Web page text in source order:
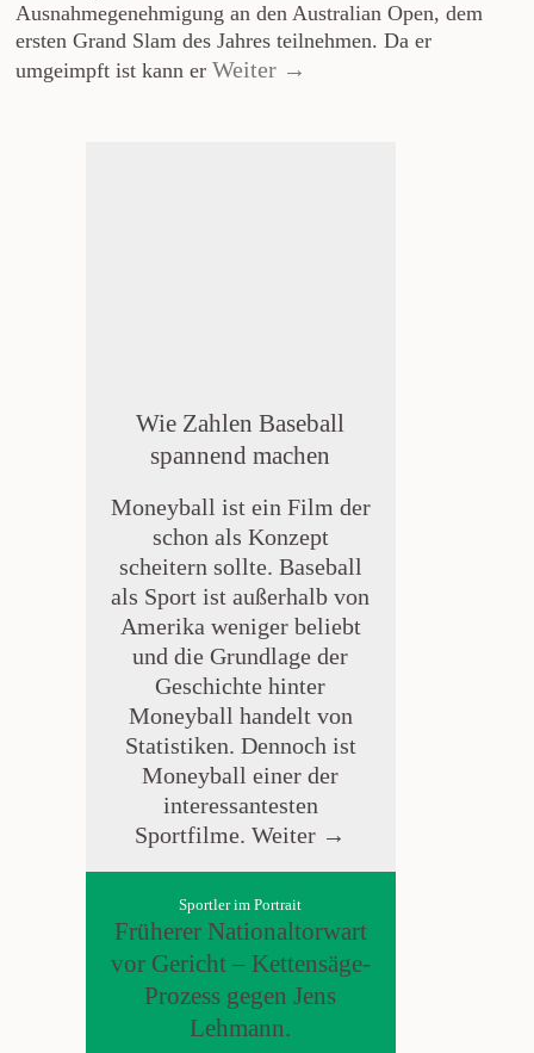
Ausnahmegenehmigung an den Australian Open, dem
ersten Grand Slam des Jahres teilnehmen. Da er
umgeimpft ist kann er Weiter →
Wie Zahlen Baseball
spannend machen
Moneyball ist ein Film der
schon als Konzept
scheitern sollte. Baseball
als Sport ist außerhalb von
Amerika weniger beliebt
und die Grundlage der
Geschichte hinter
Moneyball handelt von
Statistiken. Dennoch ist
Moneyball einer der
interessantesten
Sportfilme. Weiter →
Sportler im Portrait
Früherer Nationaltorwart
vor Gericht – Kettensäge-
Prozess gegen Jens
Lehmann.